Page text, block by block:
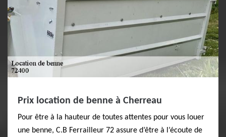
Prix location de benne à Cherreau
Pour être à la hauteur de toutes attentes pour vous louer
une benne, C.B Ferrailleur 72 assure d’être à l’écoute de